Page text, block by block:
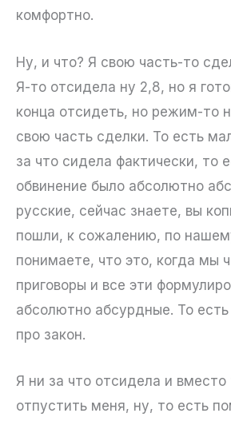
комфортно.
Ну, и что? Я свою часть-то
Я-то отсидела ну 2,8, но я
конца отсидеть, но режим-то
свою часть сделки. То есть
за что сидела фактически, то
обвинение было абсолютно
русские, сейчас знаете, вы
пошли, к сожалению, по
понимаете, что это, когда мы
приговоры и все эти
абсолютно абсурдные. То
про закон.
Я ни за что отсидела и вместо
отпустить меня, ну, то есть